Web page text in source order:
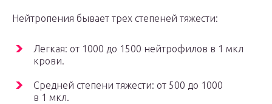
Нейтропения бывает трех степеней тяжести:
Легкая: от 1000 до 1500 нейтрофилов в 1 мкл
крови.
Средней степени тяжести: от 500 до 1000
в 1 мкл.